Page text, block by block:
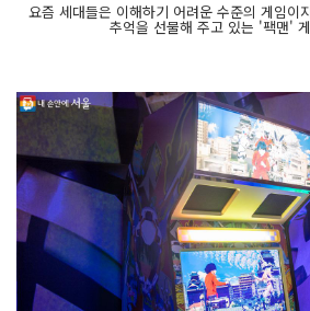
요즘 세대들은 이해하기 어려운 수준의 게임이
추억을 선물해 주고 있는 '팩맨'